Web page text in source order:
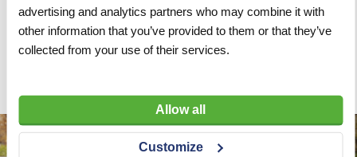
advertising and analytics partners who may combine it with
other information that you’ve provided to them or that they’ve
collected from your use of their services.
Allow all
Customize
Artnr h9001 excl. btw